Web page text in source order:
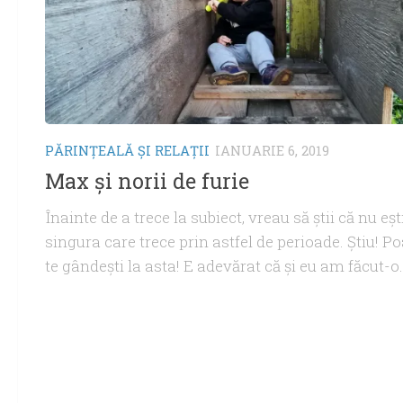
PĂRINŢEALĂ ŞI RELAŢII IANUARIE 6, 2019
Max şi norii de furie
Înainte de a trece la subiect, vreau să ştii că nu
singura care trece prin astfel de perioade. Ştiu!
te gândeşti la asta! E adevărat că şi eu am făcut-